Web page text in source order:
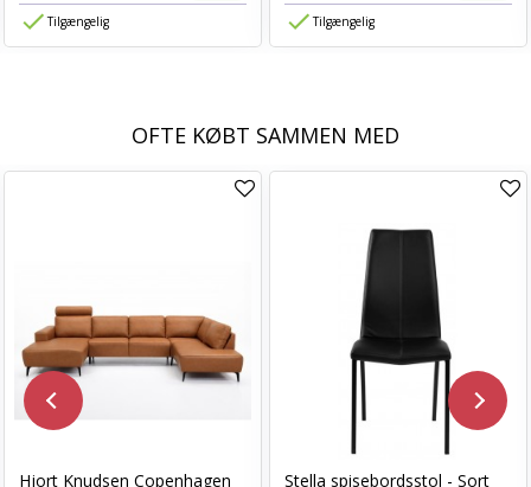
Tilgængelig Tilgængelig
OFTE KØBT SAMMEN MED
Hjort Knudsen Copenhagen
Stella spisebordsstol - Sort